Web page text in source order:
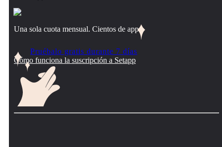
Una sola cuota mensual. Cientos de apps.
Pruébalo gratis durante 7 días
Cómo funciona la suscripción a Setapp